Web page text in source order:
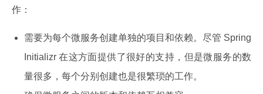
作：
需要为每个微服务创建单独的项目和依赖。尽管 Spring
Initializr 在这方面提供了很好的支持，但是微服务的数
量很多，每个分别创建也是很繁琐的工作。